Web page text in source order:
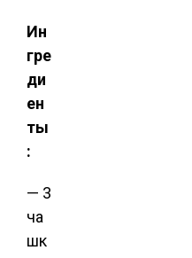
Ин
гре
ди
ен
ты
:
— 3
ча
шк